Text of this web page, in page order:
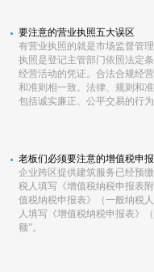
要注意的营业执照五大误区
有营业执照的就是市场监督管
执照是登记主管部门依照法定
经营活动的凭证。合法合规经
和准则相一致。法律、规则和
包括诚实廉正、公平交易的行
老板们必须要注意的增值税申报
企业跨区提供建筑服务已经预
税人填写《增值税纳税申报表
值税纳税申报表》（一般纳税
人填写《增值税纳税申报表》
额”。